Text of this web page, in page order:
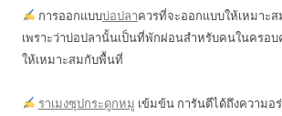
การออกแบบบ่อปลาควรที่จะออกแบบให้เหมาะ
เพราะว่าบ่อปลานั้นเป็นที่พักผ่อนสำหรับคนในครอ
ให้เหมาะสมกับพื้นที่
ราเมงซุปกระดูกหมู เข้มข้น การันตีได้ถึงความอ